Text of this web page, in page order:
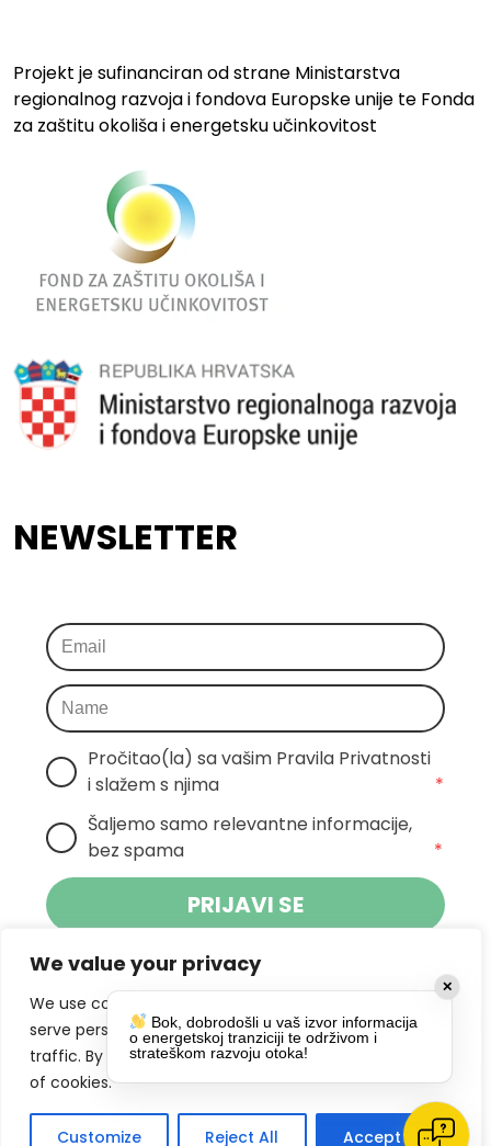
We value your privacy
We use cookies to enhance your browsing experience,
serve personalized ads or content, and analyze our
traffic. By clicking "Accept All", you consent to our use
of cookies.
Customize Reject All Accept All
Projekt je sufinanciran od strane Ministarstva
regionalnog razvoja i fondova Europske unije te Fonda
za zaštitu okoliša i energetsku učinkovitost
NEWSLETTER
Pročitao(la) sa vašim Pravila Privatnosti
i slažem s njima
*
Šaljemo samo relevantne informacije,
bez spama
*
PRIJAVI SE
Klikom na gumb dajete suglasnost za
primanje novosti Pokreta Otoka te se
slažete spolitikom privatnosti.
DRUŠTVENE MREŽE
✕
Bok, dobrodošli u vaš izvor informacija
o energetskoj tranziciji te održivom i
strateškom razvoju otoka!